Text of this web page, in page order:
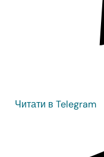
Читати в Telegram